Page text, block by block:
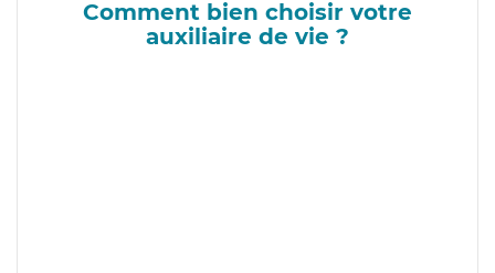
Comment bien choisir votre
auxiliaire de vie ?